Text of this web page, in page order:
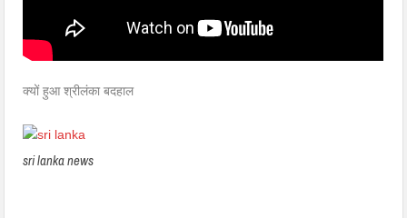
क्यों हुआ श्रीलंका बदहाल
sri lanka news